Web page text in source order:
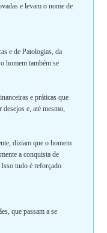
e levam o nome de
e de Patologias, da
homem também se
e práticas que
e, até mesmo,
diziam que o homem
a conquista de
tudo é reforçado
que passam a se